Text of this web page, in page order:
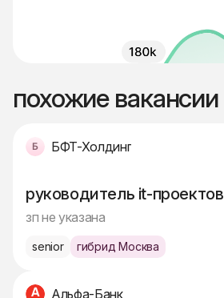
похожие вакансии
БФТ-Холдинг
руководитель it-проектов
зп не указана
senior гибрид Москва
Альфа-Банк